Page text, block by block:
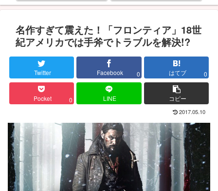
名作すぎて震えた！「フロンティア」18世
紀アメリカでは手斧でトラブルを解決!?
Twitter Facebook 0 はてブ 0
Pocket 0 LINE コピー
2017.05.10